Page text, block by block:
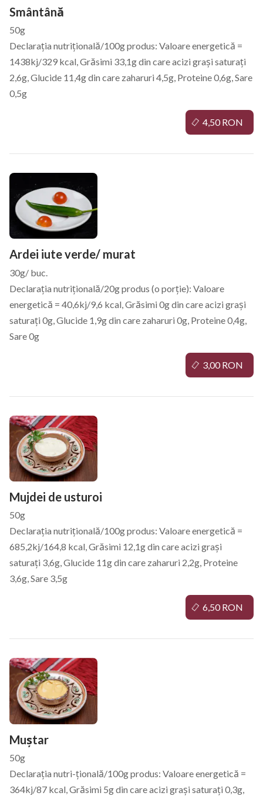
Smântână
50g
Declarația nutrițională/100g produs: Valoare energetică =
1438kj/329 kcal, Grăsimi 33,1g din care acizi grași saturați
2,6g, Glucide 11,4g din care zaharuri 4,5g, Proteine 0,6g, Sare
0,5g
Ardei iute verde/ murat
30g/ buc.
Declarația nutrițională/20g produs (o porție): Valoare
energetică = 40,6kj/9,6 kcal, Grăsimi 0g din care acizi grași
saturați 0g, Glucide 1,9g din care zaharuri 0g, Proteine 0,4g,
Sare 0g
Mujdei de usturoi
50g
Declarația nutrițională/100g produs: Valoare energetică =
685,2kj/164,8 kcal, Grăsimi 12,1g din care acizi grași
saturați 3,6g, Glucide 11g din care zaharuri 2,2g, Proteine
3,6g, Sare 3,5g
Muștar
50g
Declarația nutri-țională/100g produs: Valoare energetică =
364kj/87 kcal, Grăsimi 5g din care acizi grași saturați 0,3g,